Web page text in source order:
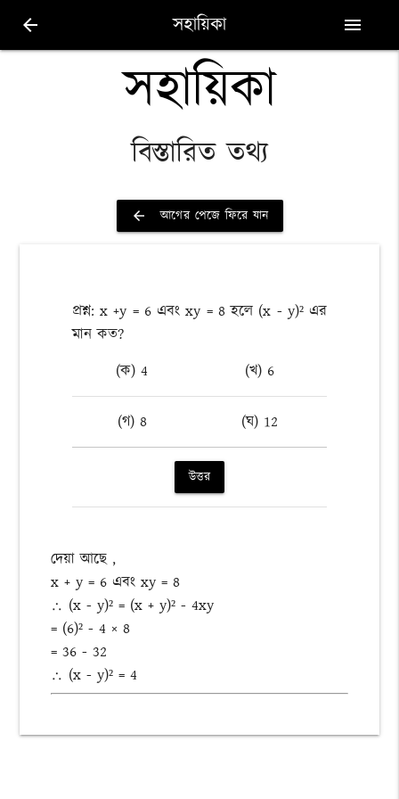
arrow_back সহায়িকা menu
সহায়িকা
বিস্তারিত তথ্য
arrow_back আগের পেজে ফিরে যান
প্রশ্ন: x +y = 6 এবং xy = 8 হলে (x - y)² এর
মান কত?
(ক) 4
(খ) 6
(গ) 8 (ঘ) 12
উত্তর
দেয়া আছে ,
x + y = 6 এবং xy = 8
∴ (x - y)² = (x + y)² - 4xy
= (6)² - 4 × 8
= 36 - 32
∴ (x - y)² = 4